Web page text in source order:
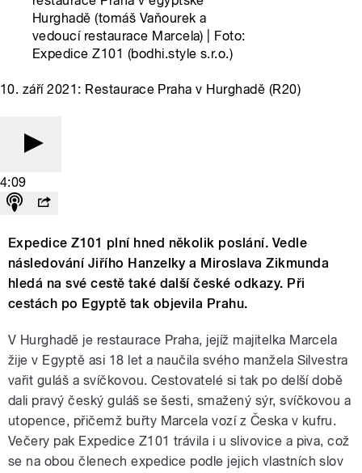
Hurghadě (tomáš Vaňourek a
vedoucí restaurace Marcela) | Foto:
Expedice Z101 (bodhi.style s.r.o.)
10. září 2021: Restaurace Praha v Hurghadě (R20)
4:09
Expedice Z101 plní hned několik poslání. Vedle
následování Jiřího Hanzelky a Miroslava Zikmunda
hledá na své cestě také další české odkazy. Při
cestách po Egyptě tak objevila Prahu.
V Hurghadě je restaurace Praha, jejíž majitelka Marcela
žije v Egyptě asi 18 let a naučila svého manžela Silvestra
vařit guláš a svíčkovou. Cestovatelé si tak po delší době
dali pravý český guláš se šesti, smažený sýr, svíčkovou a
utopence, přičemž buřty Marcela vozí z Česka v kufru.
Večery pak Expedice Z101 trávila i u slivovice a piva, což
se na obou členech expedice podle jejich vlastních slov